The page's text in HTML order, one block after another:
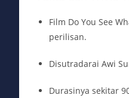
Film Do You See
perilisan.
Disutradarai Awi
Durasinya sekitar